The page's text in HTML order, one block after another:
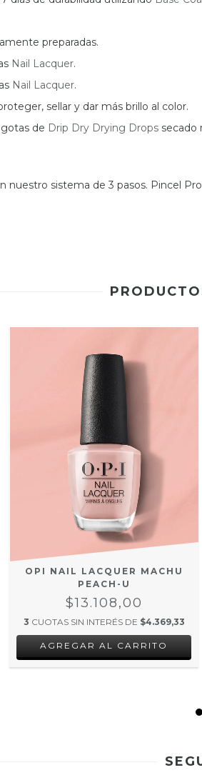
preparadas.
Nail Lacquer.
Nail Lacquer.
sellar y dar más brillo al color.
gotas de Drip Dry Drying Drops secado
nuestro sistema de 3 pasos. Pincel
OPI NAIL LACQUER MACHU
PEACH-U
$13.108,00
3 CUOTAS SIN INTERÉS DE $4.369,33